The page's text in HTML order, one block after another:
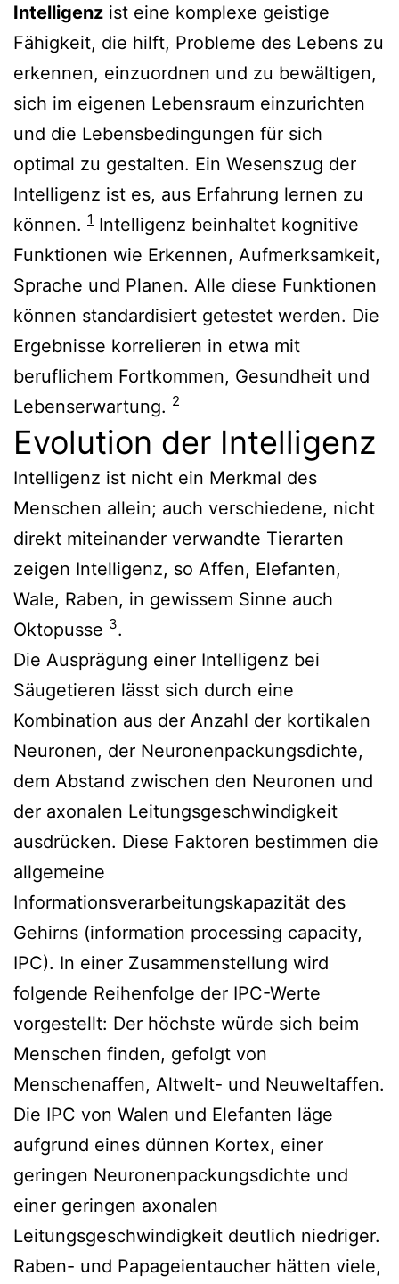
Intelligenz ist eine komplexe geistige
Fähigkeit, die hilft, Probleme des Lebens zu
erkennen, einzuordnen und zu bewältigen,
sich im eigenen Lebensraum einzurichten
und die Lebensbedingungen für sich
optimal zu gestalten. Ein Wesenszug der
Intelligenz ist es, aus Erfahrung lernen zu
können. 1 Intelligenz beinhaltet kognitive
Funktionen wie Erkennen, Aufmerksamkeit,
Sprache und Planen. Alle diese Funktionen
können standardisiert getestet werden. Die
Ergebnisse korrelieren in etwa mit
beruflichem Fortkommen, Gesundheit und
Lebenserwartung. 2
Evolution der Intelligenz
Intelligenz ist nicht ein Merkmal des
Menschen allein; auch verschiedene, nicht
direkt miteinander verwandte Tierarten
zeigen Intelligenz, so Affen, Elefanten,
Wale, Raben, in gewissem Sinne auch
Oktopusse 3.
Die Ausprägung einer Intelligenz bei
Säugetieren lässt sich durch eine
Kombination aus der Anzahl der kortikalen
Neuronen, der Neuronenpackungsdichte,
dem Abstand zwischen den Neuronen und
der axonalen Leitungsgeschwindigkeit
ausdrücken. Diese Faktoren bestimmen die
allgemeine
Informationsverarbeitungskapazität des
Gehirns (information processing capacity,
IPC). In einer Zusammenstellung wird
folgende Reihenfolge der IPC-Werte
vorgestellt: Der höchste würde sich beim
Menschen finden, gefolgt von
Menschenaffen, Altwelt- und Neuweltaffen.
Die IPC von Walen und Elefanten läge
aufgrund eines dünnen Kortex, einer
geringen Neuronenpackungsdichte und
einer geringen axonalen
Leitungsgeschwindigkeit deutlich niedriger.
Raben- und Papageientaucher hätten viele,